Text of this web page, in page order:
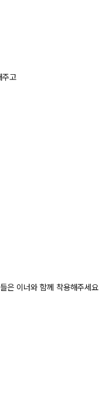
주고
은 이너와 함께 착용해주세요